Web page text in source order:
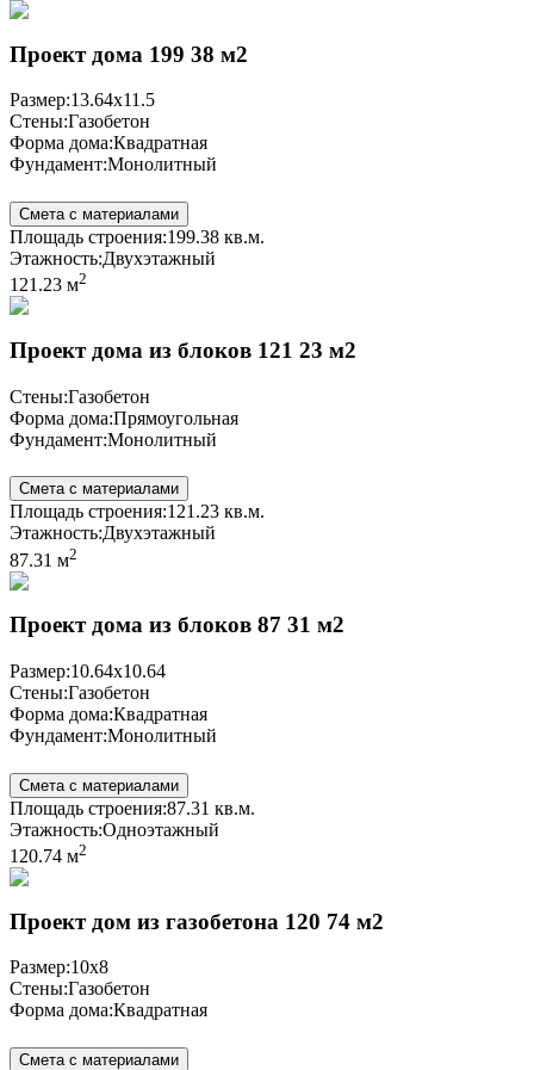
Проект дома 199 38 м2
Размер:13.64x11.5
Стены:Газобетон
Форма дома:Квадратная
Фундамент:Монолитный
Смета с материалами
Площадь строения:199.38 кв.м.
Этажность:Двухэтажный
121.23 м2
Проект дома из блоков 121 23 м2
Стены:Газобетон
Форма дома:Прямоугольная
Фундамент:Монолитный
Смета с материалами
Площадь строения:121.23 кв.м.
Этажность:Двухэтажный
87.31 м2
Проект дома из блоков 87 31 м2
Размер:10.64x10.64
Стены:Газобетон
Форма дома:Квадратная
Фундамент:Монолитный
Смета с материалами
Площадь строения:87.31 кв.м.
Этажность:Одноэтажный
120.74 м2
Проект дом из газобетона 120 74 м2
Размер:10x8
Стены:Газобетон
Форма дома:Квадратная
Смета с материалами